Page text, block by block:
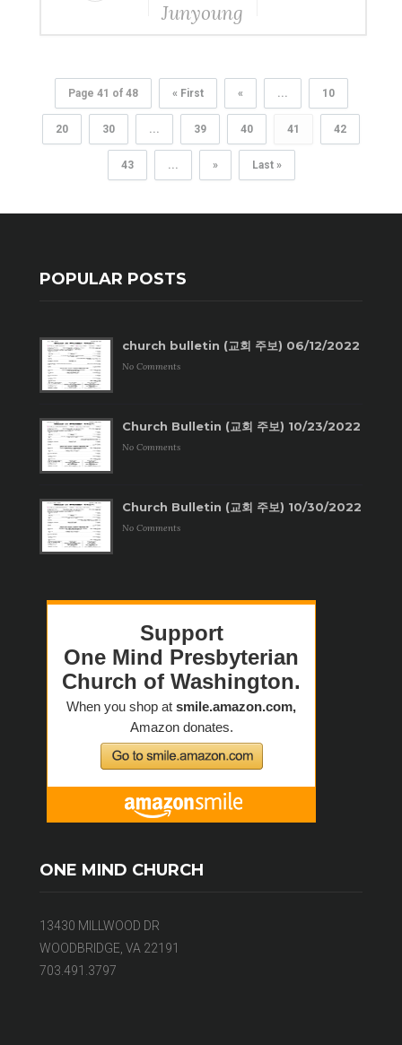
Junyoung
Page 41 of 48 « First « ... 10
20 30 ... 39 40 41 42
43 ... » Last »
POPULAR POSTS
church bulletin (교회 주보) 06/12/2022
No Comments
Church Bulletin (교회 주보) 10/23/2022
No Comments
Church Bulletin (교회 주보) 10/30/2022
No Comments
ONE MIND CHURCH
13430 MILLWOOD DR
WOODBRIDGE, VA 22191
703.491.3797